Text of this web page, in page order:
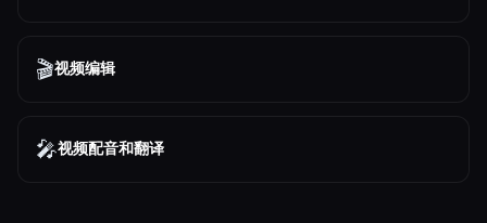
🎬视频编辑
🎤视频配音和翻译